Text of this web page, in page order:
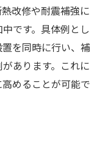
改修や耐震補強に
です。具体例とし
を同時に行い、補
あります。これに
めることが可能で